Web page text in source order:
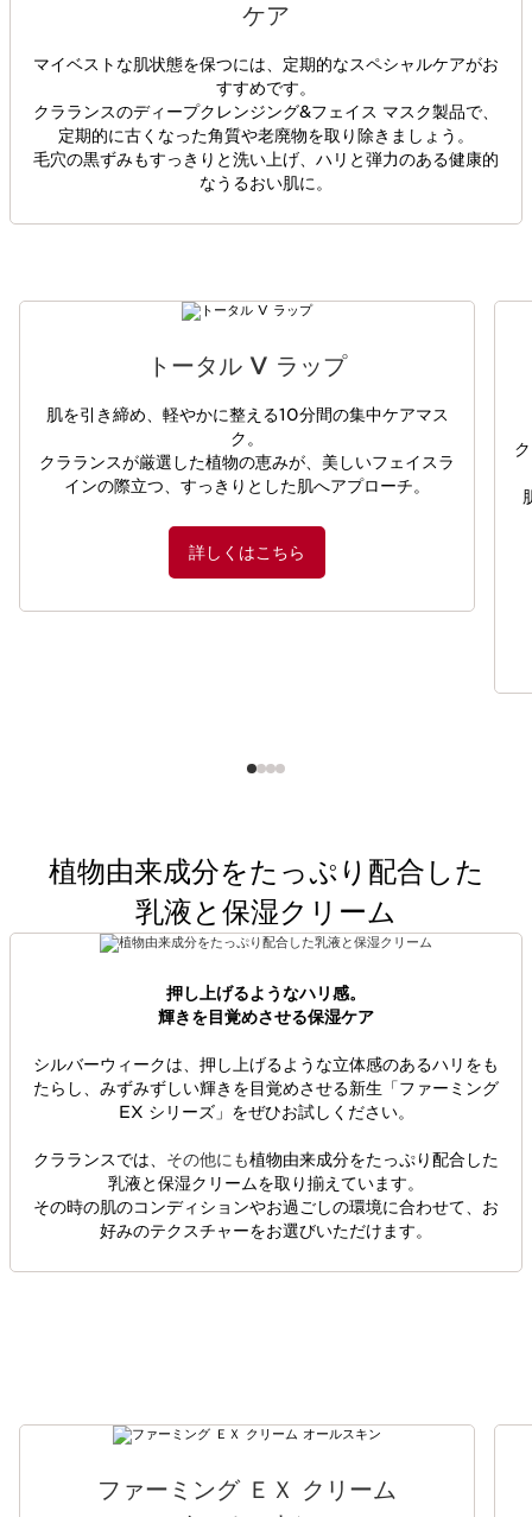
ケア
マイベストな肌状態を保つには、定期的なスペシャルケアがお
すすめです。
クラランスのディープクレンジング&フェイス マスク製品で、
定期的に古くなった角質や老廃物を取り除きましょう。
毛穴の黒ずみもすっきりと洗い上げ、ハリと弾力のある健康的
なうるおい肌に。
トータル V ラップ
肌を引き締め、軽やかに整える10分間の集中ケアマス
ク。
クラランスが厳選した植物の恵みが、美しいフェイスラ
インの際立つ、すっきりとした肌へアプローチ。
詳しくはこちら
植物由来成分をたっぷり配合した
乳液と保湿クリーム
押し上げるようなハリ感。
輝きを目覚めさせる保湿ケア
シルバーウィークは、押し上げるような立体感のあるハリをも
たらし、みずみずしい輝きを目覚めさせる新生「ファーミング
EX シリーズ」をぜひお試しください。
クラランスでは、 その他にも植物由来成分をたっぷり配合した
乳液と保湿クリームを取り揃えています。
その時の肌のコンディションやお過ごしの環境に合わせて、お
好みのテクスチャーをお選びいただけます。
ファーミング ＥＸ クリーム